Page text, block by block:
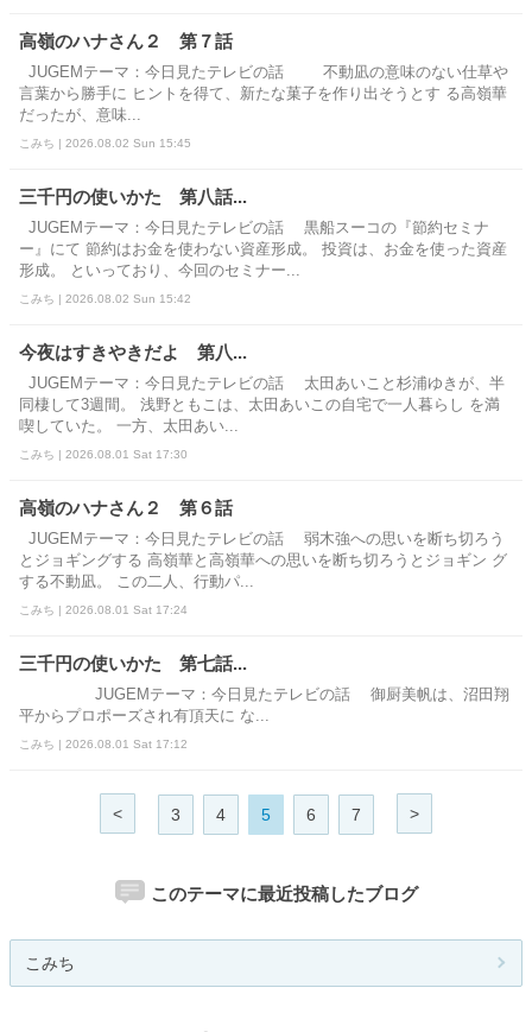
高嶺のハナさん２ 第７話
JUGEMテーマ：今日見たテレビの話 不動凪の意味のない仕草や
言葉から勝手に ヒントを得て、新たな菓子を作り出そうとす る高嶺華
だったが、意味...
こみち | 2026.08.02 Sun 15:45
三千円の使いかた 第八話...
JUGEMテーマ：今日見たテレビの話 黒船スーコの『節約セミナ
ー』にて 節約はお金を使わない資産形成。 投資は、お金を使った資産
形成。 といっており、今回のセミナー...
こみち | 2026.08.02 Sun 15:42
今夜はすきやきだよ 第八...
JUGEMテーマ：今日見たテレビの話 太田あいこと杉浦ゆきが、半
同棲して3週間。 浅野ともこは、太田あいこの自宅で一人暮らし を満
喫していた。 一方、太田あい...
こみち | 2026.08.01 Sat 17:30
高嶺のハナさん２ 第６話
JUGEMテーマ：今日見たテレビの話 弱木強への思いを断ち切ろう
とジョギングする 高嶺華と高嶺華への思いを断ち切ろうとジョギン グ
する不動凪。 この二人、行動パ...
こみち | 2026.08.01 Sat 17:24
三千円の使いかた 第七話...
JUGEMテーマ：今日見たテレビの話 御厨美帆は、沼田翔
平からプロポーズされ有頂天に な...
こみち | 2026.08.01 Sat 17:12
< 3 4 5 6 7 >
このテーマに最近投稿したブログ
こみち